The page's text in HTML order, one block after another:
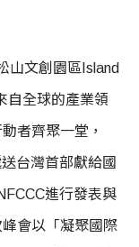
山文創園區Island
自全球的產業領
者齊聚一堂，
台灣首部獻給國
進行發表與
會以「凝聚國際